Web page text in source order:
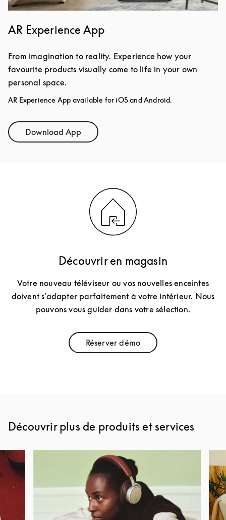
AR Experience App
From imagination to reality. Experience how your
favourite products visually come to life in your own
personal space.
AR Experience App available for iOS and Android.
Download AppLink Opens in New Tab
Découvrir en magasin
Votre nouveau téléviseur ou vos nouvelles enceintes
doivent s’adapter parfaitement à votre intérieur. Nous
pouvons vous guider dans votre sélection.
Réserver démo
Link Opens in New Tab
Découvrir plus de produits et services